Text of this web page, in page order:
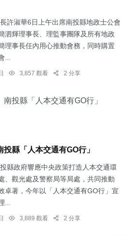
許淑華6日上午出席南投縣地政士公會
泗輝理事長、理監事團隊及所有地政
理事長任內用心推動會務，同時購置
...
3,857 觀看 2 分享
投縣「人本交通有GO行」
縣政府響應中央政策打造人本交通環
、觀光處及警察局等局處，共同推動
卓著，今年以「人本交通有GO行」宣
...
3,889 觀看 2 分享